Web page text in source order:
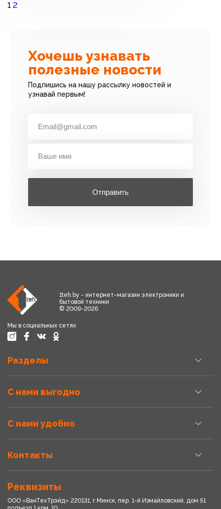
1 2
Хочешь узнавать
полезные новости
Подпишись на нашу рассылку новостей и
узнавай первым!
Отправить
1teh.by - интернет-магазин электроники и
бытовой техники
© 2009-2026
Мы в социальных сетях
Разделы
С нами выгодно
С нами удобно
Контакты
Реквизиты
ООО «ВанТехТрэйд» 220131, г.Минск, пер. 1-й Измайловский, дом 51